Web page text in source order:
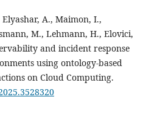
A., Maimon, I.,
M., Lehmann, H., Elovici,
and incident response
using ontology-based
on Cloud Computing.